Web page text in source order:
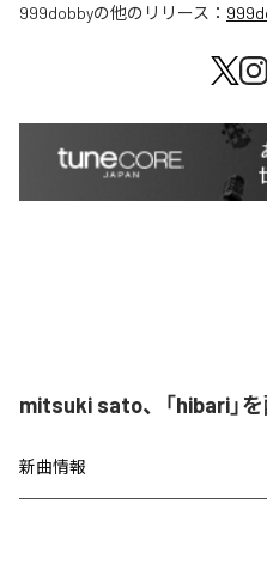
999dobbyの他のリリース：
mitsuki sato、「hibari」
新曲情報